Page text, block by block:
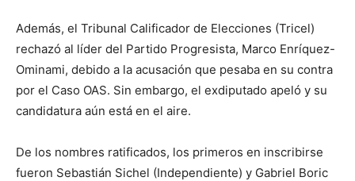
Además, el Tribunal Calificador de Elecciones (Tricel)
rechazó al líder del Partido Progresista, Marco Enríquez-
Ominami, debido a la acusación que pesaba en su contra
por el Caso OAS. Sin embargo, el exdiputado apeló y su
candidatura aún está en el aire.
De los nombres ratificados, los primeros en inscribirse
fueron Sebastián Sichel (Independiente) y Gabriel Boric